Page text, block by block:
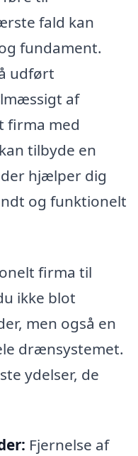
fald kan
fundament.
udført
af
firma med
tilbyde en
hjælper dig
og funktionelt
firma til
ikke blot
men også en
drænsystemet.
ydelser, de
Fjernelse af